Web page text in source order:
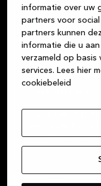
informatie over uw
partners voor social
partners kunnen
informatie die u
verzameld op basis
services. Lees hier
cookiebeleid
Keukenconsultant
Iris van
Een nieuwe
bijzonder moment:
belangrijkste
Ik help u graag bij
Aangepast op uw